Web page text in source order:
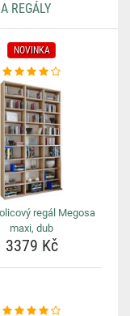
REGÁLY
NOVINKA
regál Megosa
maxi, dub
3379 Kč